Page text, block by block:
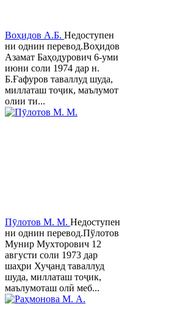
Воҳидов А.Б. Недоступен
ни однин перевод.Воҳидов
Азамат Баҳодурович 6-уми
июни соли 1974 дар н.
Б.Ғафуров таваллуд шуда,
миллаташ тоҷик, маълумот
олии ти...
Пӯлотов М. М. Недоступен
ни однин перевод.Пўлотов
Мунир Мухторович 12
августи соли 1973 дар
шаҳри Хуҷанд таваллуд
шуда, миллаташ тоҷик,
маълумоташ олӣ меб...